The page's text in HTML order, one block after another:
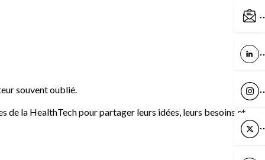
souvent oublié.
de la HealthTech pour partager leurs idées, leurs besoins et